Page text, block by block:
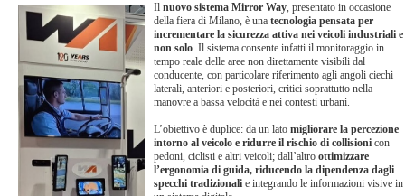
Il nuovo sistema Mirror Way, presentato in occasione
della fiera di Milano, è unatecnologia pensata per
incrementare la sicurezza attiva nei veicoli industriali e
non solo. Il sistema consente infatti il monitoraggio in
tempo reale delle aree non direttamente visibili dal
conducente, con particolare riferimento agli angoli ciechi
laterali, anteriori e posteriori, critici soprattutto nella
manovre a bassa velocità e nei contesti urbani.
L’obiettivo è duplice: da un latomigliorare la percezione
intorno al veicolo e ridurre il rischio di collisioni con
pedoni, ciclisti e altri veicoli; dall’altroottimizzare
l’ergonomia di guida, riducendo la dipendenza dagli
specchi tradizionali e integrando le informazioni visive in